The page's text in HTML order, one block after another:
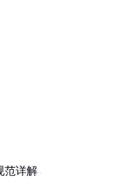
范详解